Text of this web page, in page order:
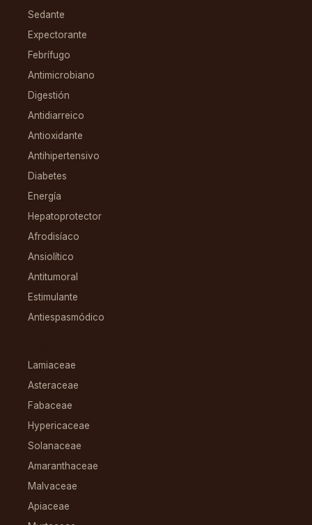
Sedante
Expectorante
Febrífugo
Antimicrobiano
Digestión
Antidiarreico
Antioxidante
Antihipertensivo
Diabetes
Energía
Hepatoprotector
Afrodisíaco
Ansiolítico
Antitumoral
Estimulante
Antiespasmódico
Lamiaceae
Asteraceae
Fabaceae
Hypericaceae
Solanaceae
Amaranthaceae
Malvaceae
Apiaceae